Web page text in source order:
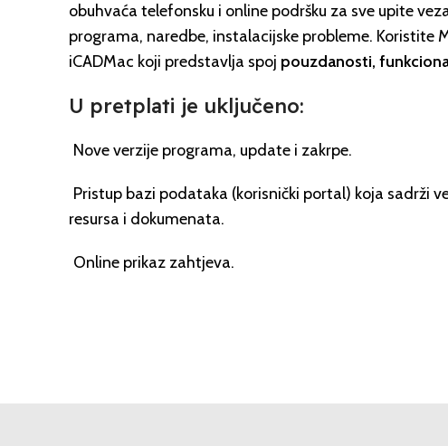
obuhvaća telefonsku i online podršku za sve upite
programa, naredbe, instalacijske probleme. Koristite
iCADMac koji predstavlja spoj pouzdanosti,
U pretplati je uključeno:
Nove verzije programa, update i zakrpe.
Pristup bazi podataka (korisnički portal) koja sadrži
resursa i dokumenata.
Online prikaz zahtjeva.